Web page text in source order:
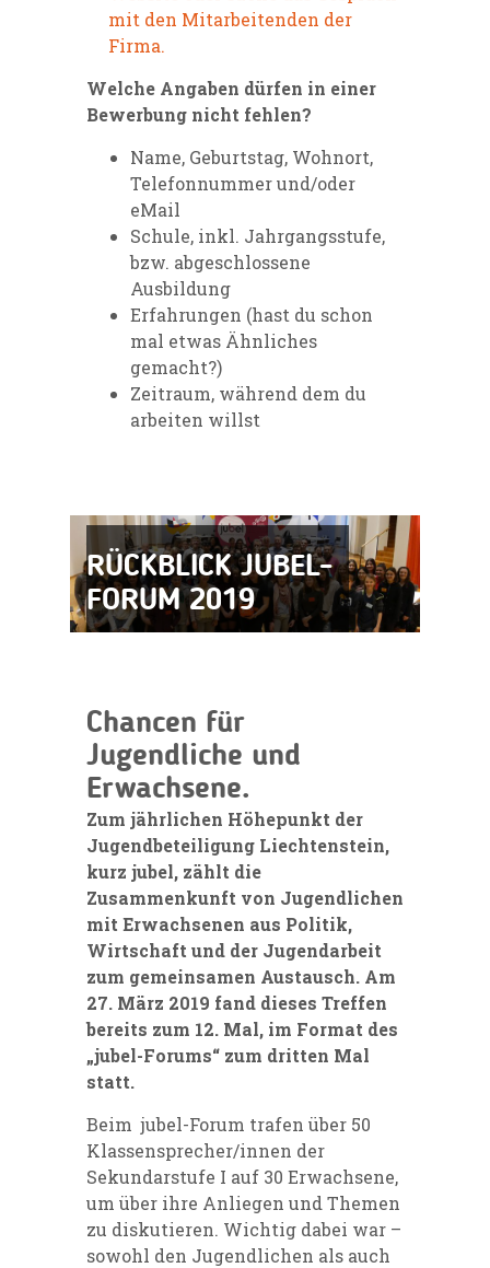
mit den Mitarbeitenden der
Firma.
Welche Angaben dürfen in einer
Bewerbung nicht fehlen?
Name, Geburtstag, Wohnort,
Telefonnummer und/oder
eMail
Schule, inkl. Jahrgangsstufe,
bzw. abgeschlossene
Ausbildung
Erfahrungen (hast du schon
mal etwas Ähnliches
gemacht?)
Zeitraum, während dem du
arbeiten willst
RÜCKBLICK JUBEL-
FORUM 2019
Chancen für
Jugendliche und
Erwachsene.
Zum jährlichen Höhepunkt der
Jugendbeteiligung Liechtenstein,
kurz jubel, zählt die
Zusammenkunft von Jugendlichen
mit Erwachsenen aus Politik,
Wirtschaft und der Jugendarbeit
zum gemeinsamen Austausch. Am
27. März 2019 fand dieses Treffen
bereits zum 12. Mal, im Format des
„jubel-Forums“ zum dritten Mal
statt.
Beim jubel-Forum trafen über 50
Klassensprecher/innen der
Sekundarstufe I auf 30 Erwachsene,
um über ihre Anliegen und Themen
zu diskutieren. Wichtig dabei war –
sowohl den Jugendlichen als auch